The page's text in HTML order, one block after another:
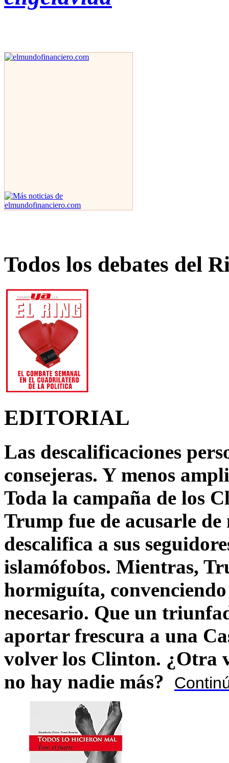
Todos los debates del
EDITORIAL
Las descalificaciones
consejeras. Y menos
Toda la campaña de los
Trump fue de acusarle
descalifica a sus
islamófobos. Mientras,
hormiguíta,
necesario. Que un
aportar frescura a una
volver los Clinton. ¿Otra
no hay nadie más?